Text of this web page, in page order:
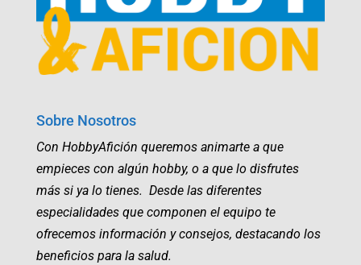
Sobre Nosotros
Con HobbyAfición queremos animarte a que
empieces con algún hobby, o a que lo disfrutes
más si ya lo tienes. Desde las diferentes
especialidades que componen el equipo te
ofrecemos información y consejos, destacando los
beneficios para la salud.